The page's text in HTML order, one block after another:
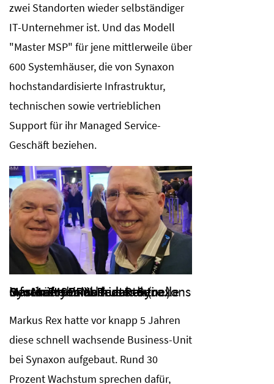
zwei Standorten wieder selbständiger
IT-Unternehmer ist. Und das Modell
"Master MSP" für jene mittlerweile über
600 Systemhäuser, die von Synaxon
hochstandardisierte Infrastruktur,
technischen sowie vertrieblichen
Support für ihr Managed Service-
Geschäft beziehen.
Der Mastermind hinter Synaxons Master-MSP: Markus Rex (re.) informiert CRN-Redakteur Martin Fryba über das aktuelle Geschäft seines Teams bei Synaxon
Markus Rex hatte vor knapp 5 Jahren
diese schnell wachsende Business-Unit
bei Synaxon aufgebaut. Rund 30
Prozent Wachstum sprechen dafür,